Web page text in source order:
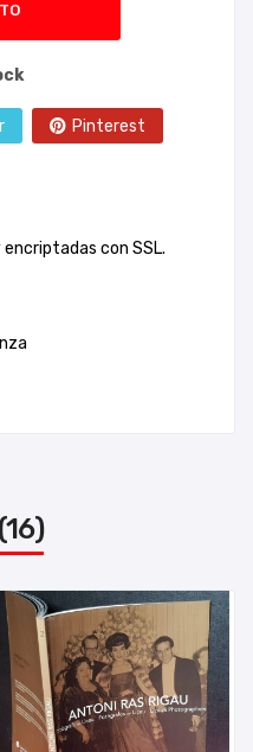
Pinterest
con SSL.